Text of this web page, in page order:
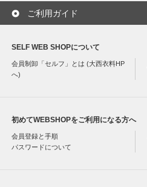
ご利用ガイド
SELF WEB SHOPについて
会員制卸「セルフ」とは (大西衣料HP
へ)
初めてWEBSHOPをご利用になる方へ
会員登録と手順
パスワードについて